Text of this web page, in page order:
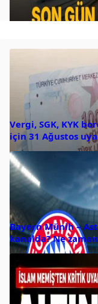
Vergi, SGK, KYK
için 31 Ağustos
Bayern Münih –
kanalda? Ne